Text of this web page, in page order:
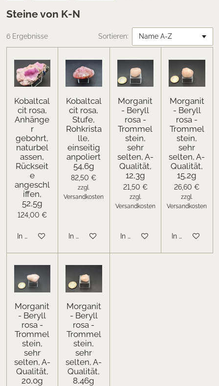
Steine von K-N
6 Ergebnisse Sortieren:
Kobaltcal
cit rosa,
Anhänge
r
gebohrt,
naturbel
assen,
Rückseit
e
angeschl
iffen,
52,5g
124,00 €
In den Warenkorb
Kobaltcal
cit rosa,
Stufe,
Rohkrista
lle,
einseitig
anpoliert
54,6g
82,50 €
zzgl.
Versandkosten
In den Warenkorb
Morganit
- Beryll
rosa -
Trommel
stein,
sehr
selten, A-
Qualität,
12,3g
21,50 €
zzgl.
Versandkosten
In den Warenkorb
Morganit
- Beryll
rosa -
Trommel
stein,
sehr
selten, A-
Qualität,
15,2g
26,60 €
zzgl.
Versandkosten
In den
Morganit
- Beryll
rosa -
Trommel
stein,
sehr
selten, A-
Qualität,
20,0g
Morganit
- Beryll
rosa -
Trommel
stein,
sehr
selten, A-
Qualität,
8,46g